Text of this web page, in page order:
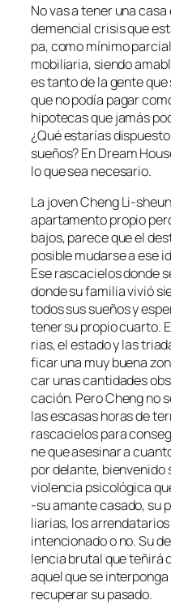
No vas a te­ner una
de­men­cial cri­sis que
pa, co­mo mí­ni­mo
mo­bi­lia­ria, sien­do
es tan­to de la gen­te
que no po­día pa­gar
hi­po­te­cas que ja­más
¿Qué es­ta­rías
sue­ños? En Dream
lo que sea necesario.
La jo­ven Cheng Li-
apar­ta­men­to pro­pio
ba­jos, pa­re­ce que el
po­si­ble mu­dar­se a ese
Ese ras­ca­cie­los don­de
don­de su fa­mi­lia vi­vió
to­dos sus sue­ños y
te­ner su pro­pio cuar­to.
rias, el es­ta­do y las
fi­car una muy bue­na
car unas can­ti­da­des
ca­ción. Pero Cheng no
las es­ca­sas ho­ras de
ras­ca­cie­los pa­ra
ne que ase­si­nar a
por de­lan­te, bien­ve­ni­do
vio­len­cia psi­co­ló­gi­ca
‑su aman­te ca­sa­do, su
lia­rias, los
in­ten­cio­na­do o no. Su
len­cia bru­tal que te­ñi­rá
aquel que se
re­cu­pe­rar su pasado.